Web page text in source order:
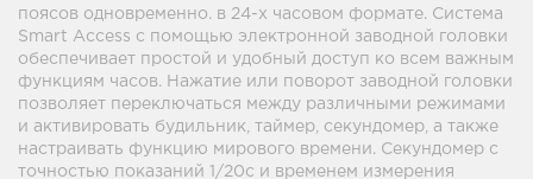
поясов одновременно. в 24-х часовом формате. Система
Smart Access с помощью электронной заводной головки
обеспечивает простой и удобный доступ ко всем важным
функциям часов. Нажатие или поворот заводной головки
позволяет переключаться между различными режимами
и активировать будильник, таймер, секундомер, а также
настраивать функцию мирового времени. Секундомер с
точностью показаний 1/20с и временем измерения